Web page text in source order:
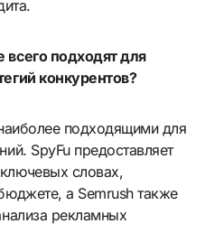
подходят для
конкурентов?
подходящими для
SpyFu предоставляет
словах,
а Semrush также
рекламных